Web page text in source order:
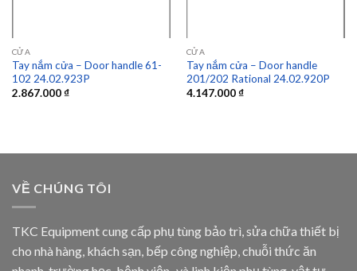
CỬA
Tay nắm cửa – Door handle 61-
102 24.02.923P
2.867.000₫
CỬA
Tay nắm cửa – Door handle
201/202 Rational 24.02.920P
4.147.000₫
VỀ CHÚNG TÔI
TKC Equipment cung cấp phụ tùng bảo trì, sửa chữa thiết bị
cho nhà hàng, khách sạn, bếp công nghiệp, chuỗi thức ăn